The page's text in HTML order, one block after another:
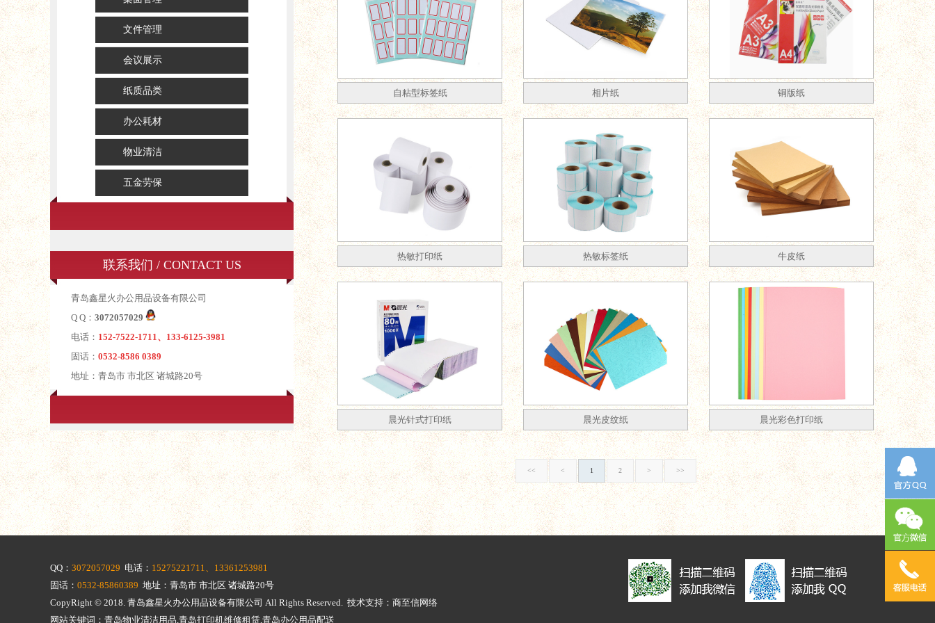
文件管理
会议展示
纸质品类
办公耗材
物业清洁
五金劳保
联系我们 / CONTACT US
青岛鑫星火办公用品设备有限公司
Q Q： 3072057029
电话： 152-7522-1711、133-6125-3981
固话： 0532-8586 0389
地址：青岛市 市北区 诸城路20号
自粘型标签纸 相片纸 铜版纸
热敏打印纸 热敏标签纸 牛皮纸
晨光针式打印纸 晨光皮纹纸 晨光彩色打印纸
<< < 1 2 > >>
QQ： 3072057029 电话： 15275221711、13361253981
固话： 0532-85860389 地址：青岛市 市北区 诸城路20号
CopyRight © 2018. 青岛鑫星火办公用品设备有限公司 All Rights Reserved. 技术支持：商至信网络
网站关键词：青岛物业清洁用品,青岛打印机维修租赁,青岛办公用品配送